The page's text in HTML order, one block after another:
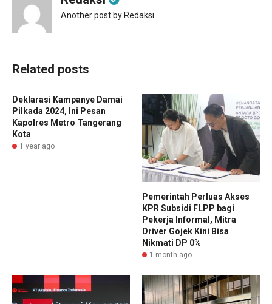
Another post by Redaksi
Related posts
Deklarasi Kampanye Damai
Pilkada 2024, Ini Pesan
Kapolres Metro Tangerang
Kota
1 year ago
Pemerintah Perluas Akses
KPR Subsidi FLPP bagi
Pekerja Informal, Mitra
Driver Gojek Kini Bisa
Nikmati DP 0%
1 month ago